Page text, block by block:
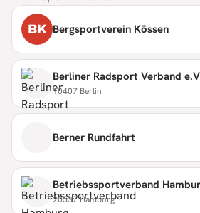
BK Bergsportverein Kössen
Berliner Radsport Verband
10407 Berlin
Berner Rundfahrt
Betriebssportverband
20537 Hamburg